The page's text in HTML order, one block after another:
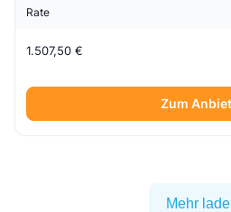
Rate
1.507,50 €
Zum
Mehr